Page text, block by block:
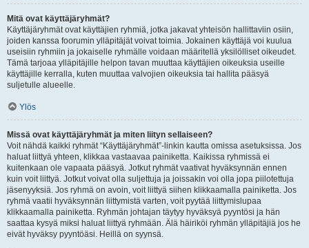
Mitä ovat käyttäjäryhmät?
Käyttäjäryhmät ovat käyttäjien ryhmiä, jotka jakavat yhteisön hallittaviin osiin,
joiden kanssa foorumin ylläpitäjät voivat toimia. Jokainen käyttäjä voi kuulua
useisiin ryhmiin ja jokaiselle ryhmälle voidaan määritellä yksilölliset oikeudet.
Tämä tarjoaa ylläpitäjille helpon tavan muuttaa käyttäjien oikeuksia useille
käyttäjille kerralla, kuten muuttaa valvojien oikeuksia tai hallita pääsyä
suljetulle alueelle.
Ylös
Missä ovat käyttäjäryhmät ja miten liityn sellaiseen?
Voit nähdä kaikki ryhmät “Käyttäjäryhmät”-linkin kautta omissa asetuksissa. Jos
haluat liittyä yhteen, klikkaa vastaavaa painiketta. Kaikissa ryhmissä ei
kuitenkaan ole vapaata pääsyä. Jotkut ryhmät vaativat hyväksynnän ennen
kuin voit liittyä. Jotkut voivat olla suljettuja ja joissakin voi olla jopa piilotettuja
jäsenyyksiä. Jos ryhmä on avoin, voit liittyä siihen klikkaamalla painiketta. Jos
ryhmä vaatii hyväksynnän liittymistä varten, voit pyytää liittymislupaa
klikkaamalla painiketta. Ryhmän johtajan täytyy hyväksyä pyyntösi ja hän
saattaa kysyä miksi haluat liittyä ryhmään. Älä häiriköi ryhmän ylläpitäjiä jos he
eivät hyväksy pyyntöäsi. Heillä on syynsä.